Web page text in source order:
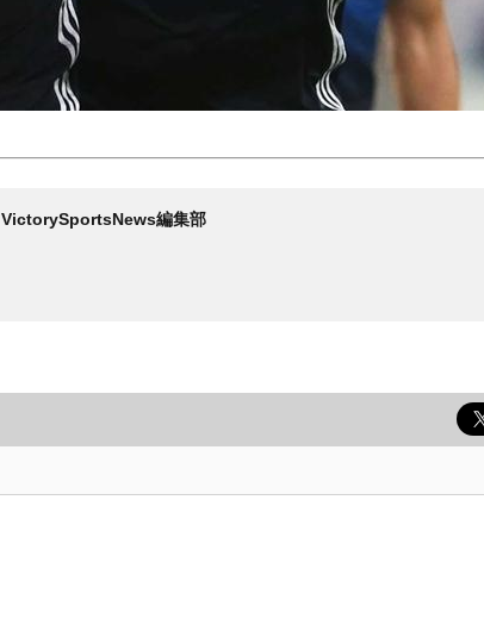
VictorySportsNews編集部